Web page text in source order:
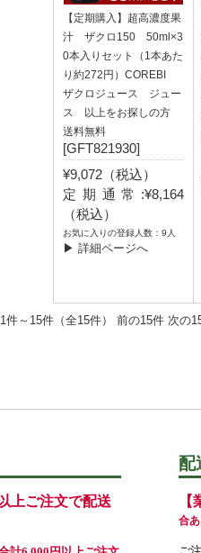
【定期購入】超高濃度果
汁 ザクロ150 50ml×3
0本入りセット（1本あた
り約272円）COREBI
ザクロジュース ジュー
ス 以上をお探しの方
送料無料
[GFT821930]
¥9,072（税込）
定期通常:¥8,164
（税込）
お気に入りの登録人数：9人
▶ 詳細ページへ
1件～15件（全15件） 前の